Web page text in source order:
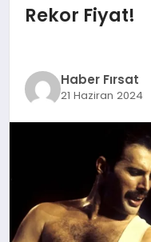
TEKNOLOJİ
EKONOMİ
DÜNYA
Rekor Fiyat!
Haber Fırsat
21 Haziran 2024